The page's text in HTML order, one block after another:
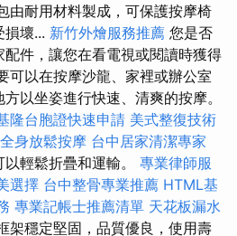
由耐用材料製成，可保護按摩椅
損​​壞... 新竹外燴服務推薦 您是否
件，讓您在看電視或閱讀時獲得
可以在按摩沙龍、家裡或辦公室
以坐姿進行快速、清爽的按摩。
隆台胞證快速申請 美式整復技術
全身放鬆按摩 台中居家清潔專家
輕鬆折疊和運輸。 專業律師服
選擇 台中整骨專業推薦 HTML基
專業記帳士推薦清單 天花板漏水
架穩定堅固，品質優良，使用壽